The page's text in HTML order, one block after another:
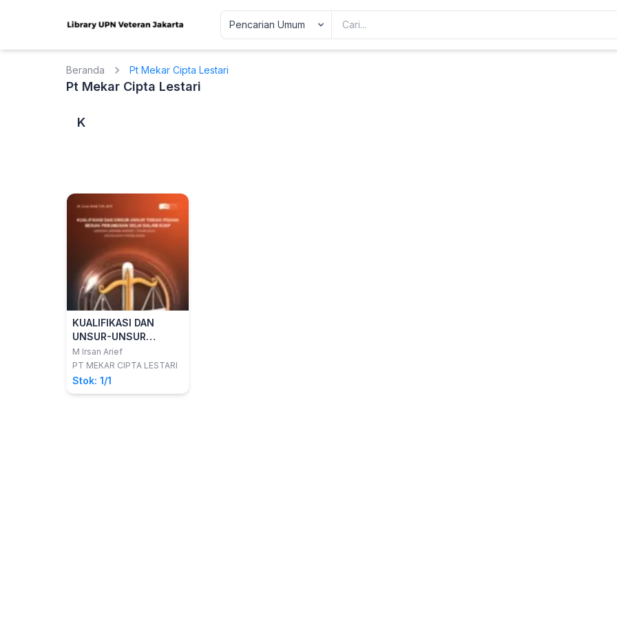
Beranda Pt Mekar Cipta Lestari
Pt Mekar Cipta Lestari
K
KUALIFIKASI DAN
UNSUR-UNSUR
TINDAK PIDANA
SESUAI PERUMUSAN
DELIK DALAM KUHP
(UNDANG-UNDANG
M Irsan Arief
PT MEKAR CIPTA LESTARI
Stok: 1/1